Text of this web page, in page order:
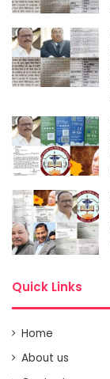
Quick Links
Home
About us